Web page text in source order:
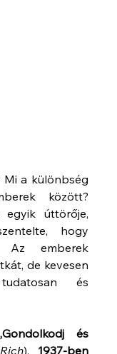
Mi a különbség
egyik úttörője,
hogy
Az emberek
de kevesen
és
és
), 1937-ben